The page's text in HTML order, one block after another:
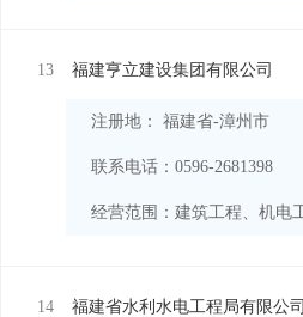
13 福建亨立建设集团有限公司
注册地： 福建省-漳州市
联系电话：0596-2681398
经营范围：
14 福建省水利水电工程局有限公司